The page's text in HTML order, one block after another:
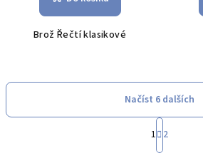
Brož Řečtí klasikové
O
Načíst 6 dalších
S
t
1 2